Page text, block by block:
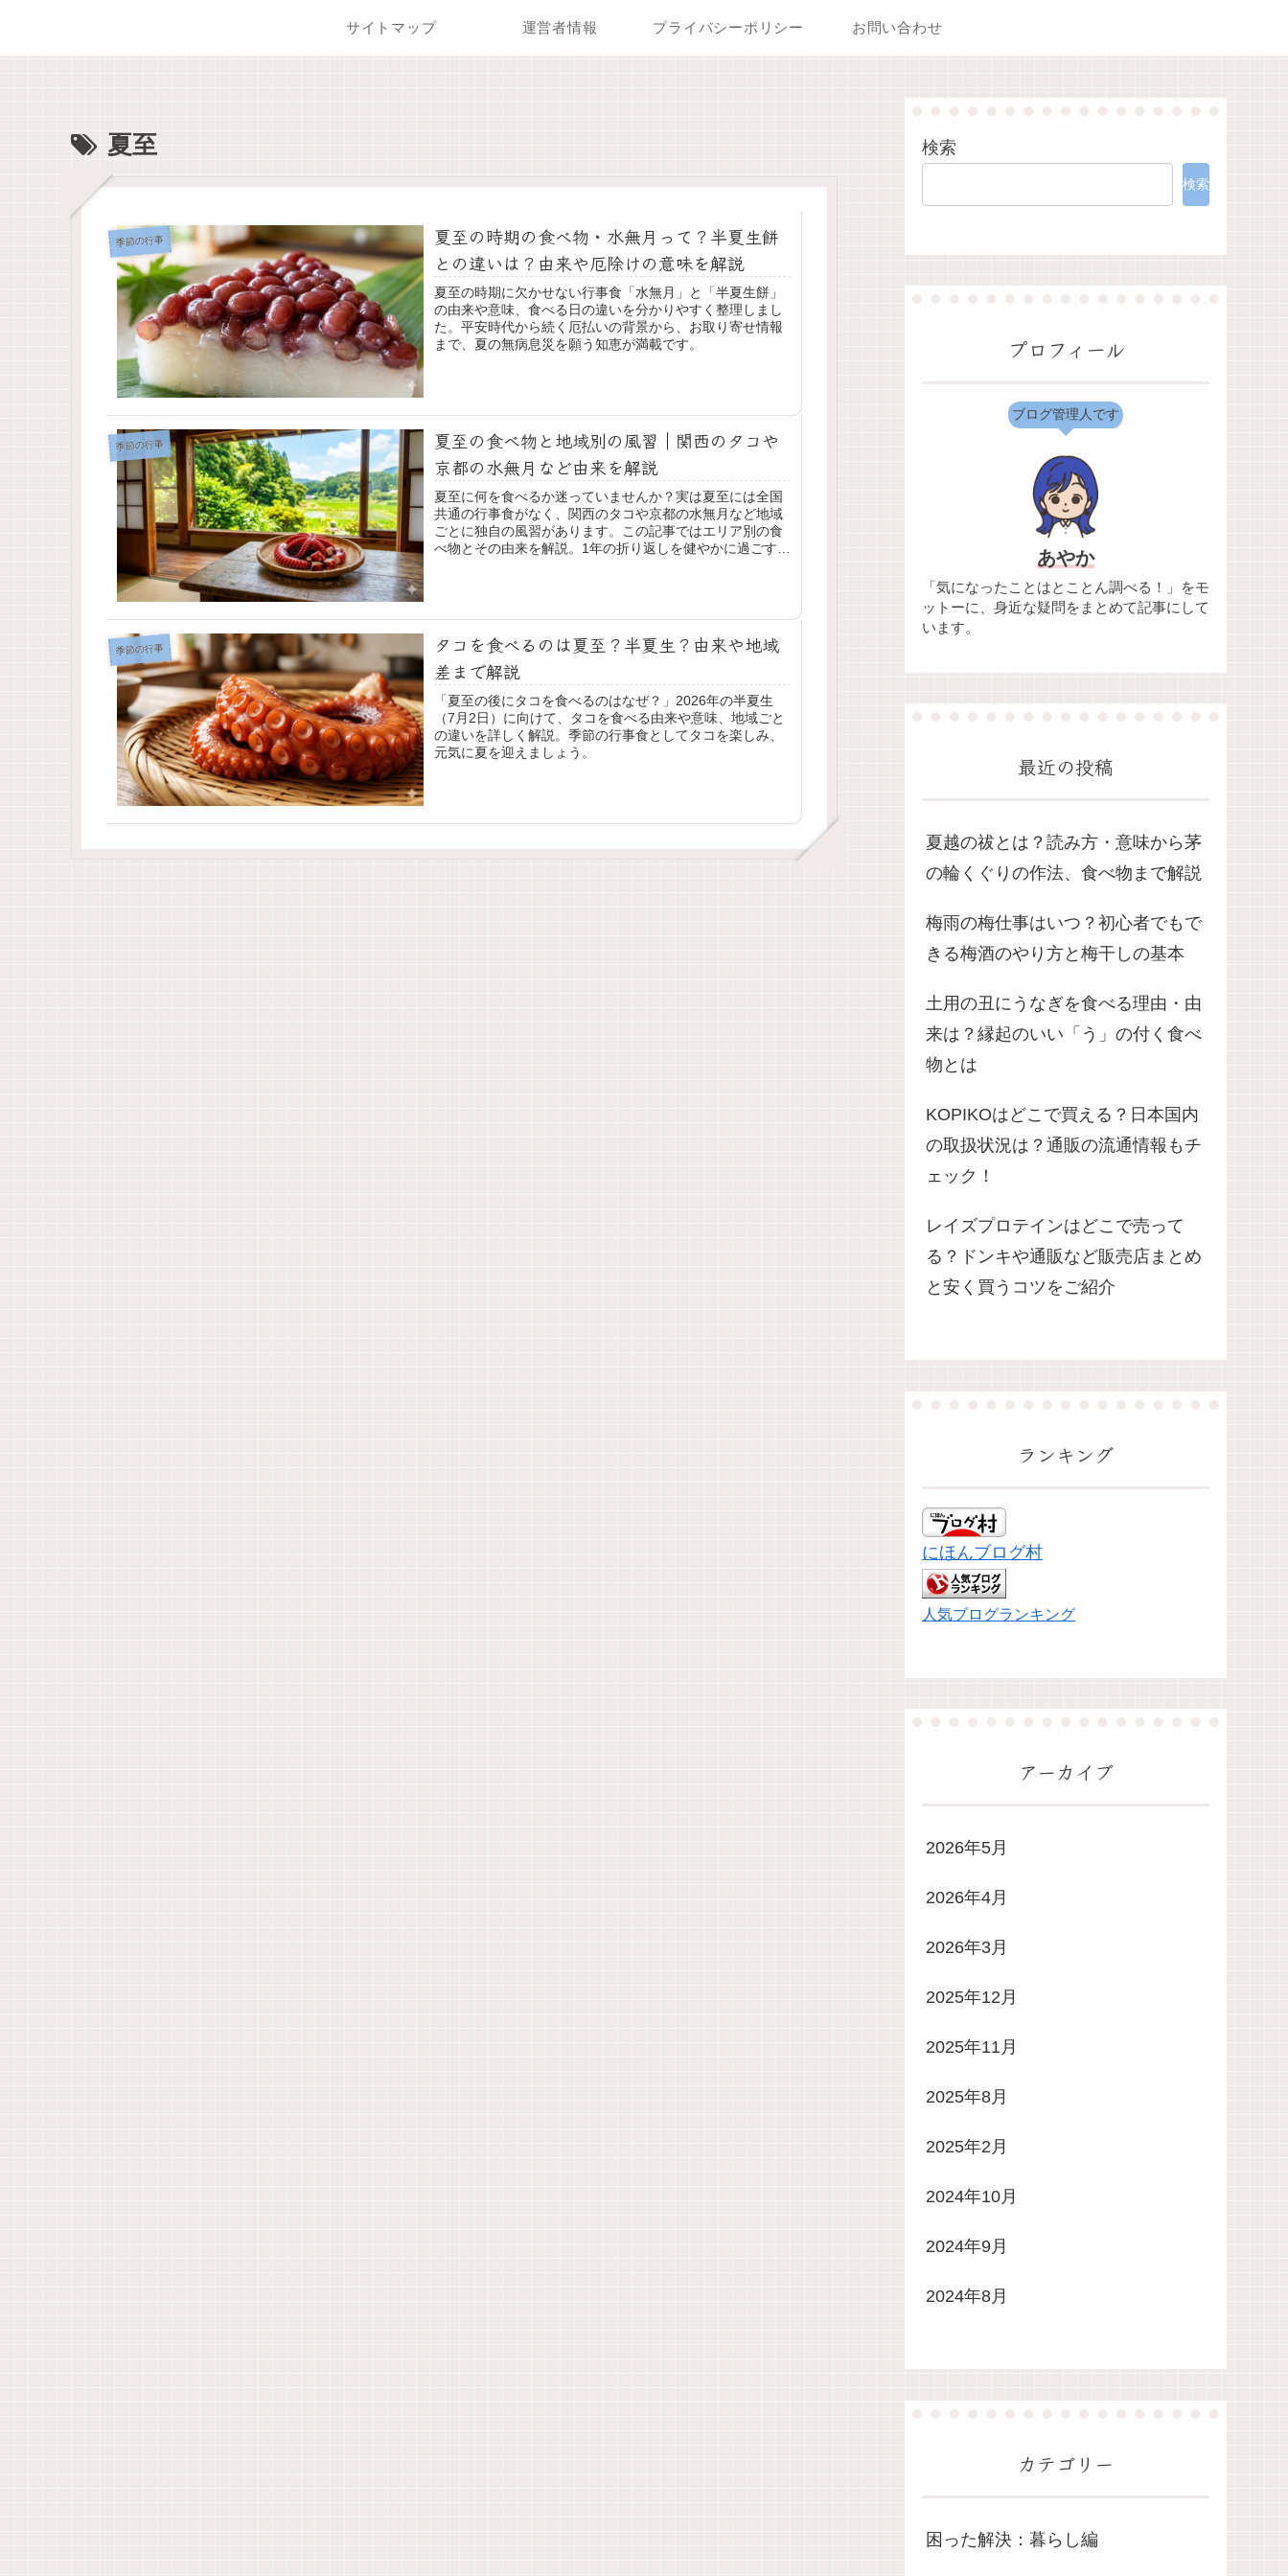
サイトマップ 運営者情報 プライバシーポリシー お問い合わせ
夏至
季節の行事
夏至の時期の食べ物・水無月って？半夏生餅
との違いは？由来や厄除けの意味を解説
夏至の時期に欠かせない行事食「水無月」と「半夏生餅」
の由来や意味、食べる日の違いを分かりやすく整理しまし
た。平安時代から続く厄払いの背景から、お取り寄せ情報
まで、夏の無病息災を願う知恵が満載です。
季節の行事
夏至の食べ物と地域別の風習｜関西のタコや
京都の水無月など由来を解説
夏至に何を食べるか迷っていませんか？実は夏至には全国
共通の行事食がなく、関西のタコや京都の水無月など地域
ごとに独自の風習があります。この記事ではエリア別の食
べ物とその由来を解説。1年の折り返しを健やかに過ごすヒ
季節の行事
タコを食べるのは夏至？半夏生？由来や地域
差まで解説
「夏至の後にタコを食べるのはなぜ？」2026年の半夏生
（7月2日）に向けて、タコを食べる由来や意味、地域ごと
の違いを詳しく解説。季節の行事食としてタコを楽しみ、
元気に夏を迎えましょう。
検索
検索
プロフィール
ブログ管理人です
あやか
「気になったことはとことん調べる！」をモ
ットーに、身近な疑問をまとめて記事にして
います。
最近の投稿
夏越の祓とは？読み方・意味から茅
の輪くぐりの作法、食べ物まで解説
梅雨の梅仕事はいつ？初心者でもで
きる梅酒のやり方と梅干しの基本
土用の丑にうなぎを食べる理由・由
来は？縁起のいい「う」の付く食べ
物とは
KOPIKOはどこで買える？日本国内
の取扱状況は？通販の流通情報もチ
ェック！
レイズプロテインはどこで売って
る？ドンキや通販など販売店まとめ
と安く買うコツをご紹介
ランキング
にほんブログ村
人気ブログランキング
アーカイブ
2026年5月
2026年4月
2026年3月
2025年12月
2025年11月
2025年8月
2025年2月
2024年10月
2024年9月
2024年8月
カテゴリー
困った解決：暮らし編